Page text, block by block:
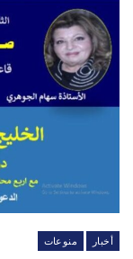
أخبار منوعات